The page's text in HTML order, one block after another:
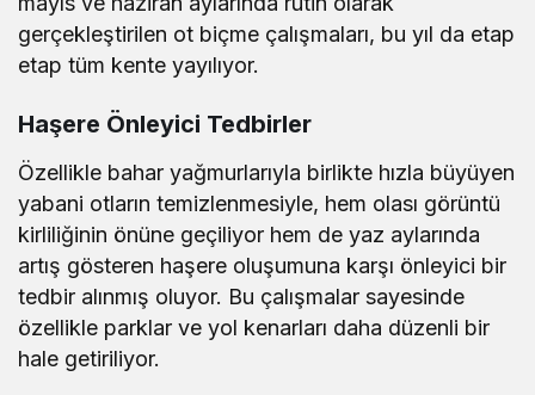
gerçekleştirilen ot biçme çalışmaları, bu yıl da etap
etap tüm kente yayılıyor.
Haşere Önleyici Tedbirler
Özellikle bahar yağmurlarıyla birlikte hızla büyüyen
yabani otların temizlenmesiyle, hem olası görüntü
kirliliğinin önüne geçiliyor hem de yaz aylarında
artış gösteren haşere oluşumuna karşı önleyici bir
tedbir alınmış oluyor. Bu çalışmalar sayesinde
özellikle parklar ve yol kenarları daha düzenli bir
hale getiriliyor.